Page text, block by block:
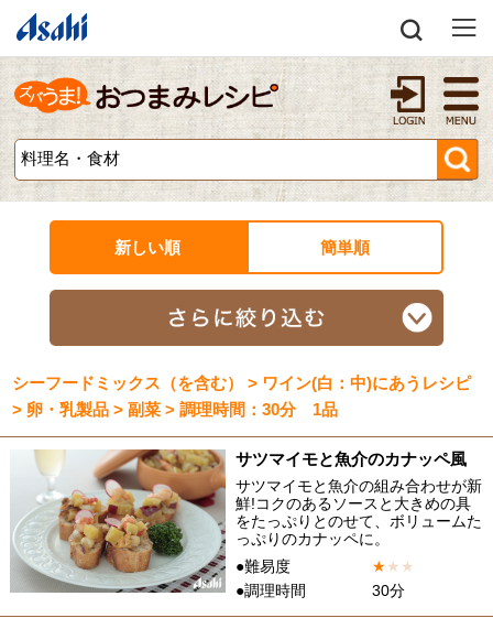
新しい順 簡単順
シーフードミックス（を含む） > ワイン(白：中)にあうレシピ
> 卵・乳製品 > 副菜 > 調理時間：30分 1品
サツマイモと魚介のカナッペ風
サツマイモと魚介の組み合わせが新
鮮!コクのあるソースと大きめの具
をたっぷりとのせて、ボリュームた
っぷりのカナッペに。
●難易度
★★ ★
●調理時間
30分